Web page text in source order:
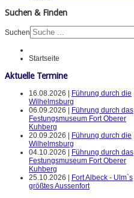
Suchen & Finden
Suchen
Startseite
Aktuelle Termine
16.08.2026 |
Führung durch die
Wilhelmsburg
06.09.2026 |
Führung durch das
Festungsmuseum Fort Oberer
Kuhberg
20.09.2026 |
Führung durch die
Wilhelmsburg
04.10.2026 |
Führung durch das
Festungsmuseum Fort Oberer
Kuhberg
25.10.2026 |
Fort Albeck - Ulm`s
größtes Aussenfort